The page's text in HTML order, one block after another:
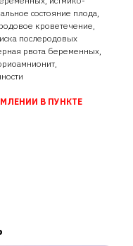
состояние плода,
кроветечение,
послеродовых
рвота беременных,
В ПУНКТЕ